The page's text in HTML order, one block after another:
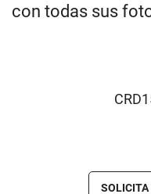
con todas sus
SOLICITA